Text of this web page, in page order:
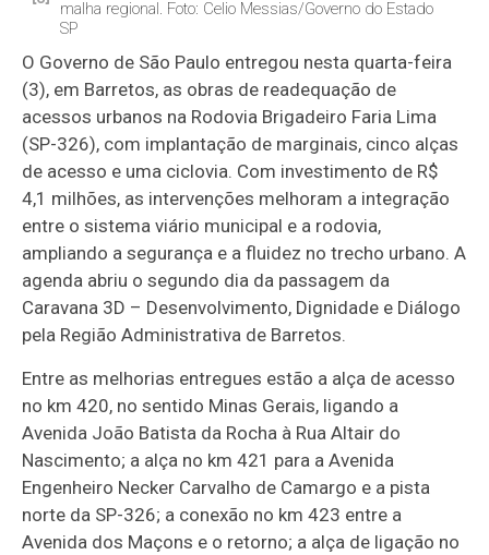
malha regional. Foto: Celio Messias/Governo do Estado
SP
O Governo de São Paulo entregou nesta quarta-feira
(3), em Barretos, as obras de readequação de
acessos urbanos na Rodovia Brigadeiro Faria Lima
(SP-326), com implantação de marginais, cinco alças
de acesso e uma ciclovia. Com investimento de R$
4,1 milhões, as intervenções melhoram a integração
entre o sistema viário municipal e a rodovia,
ampliando a segurança e a fluidez no trecho urbano. A
agenda abriu o segundo dia da passagem da
Caravana 3D – Desenvolvimento, Dignidade e Diálogo
pela Região Administrativa de Barretos.
Entre as melhorias entregues estão a alça de acesso
no km 420, no sentido Minas Gerais, ligando a
Avenida João Batista da Rocha à Rua Altair do
Nascimento; a alça no km 421 para a Avenida
Engenheiro Necker Carvalho de Camargo e a pista
norte da SP-326; a conexão no km 423 entre a
Avenida dos Maçons e o retorno; a alça de ligação no